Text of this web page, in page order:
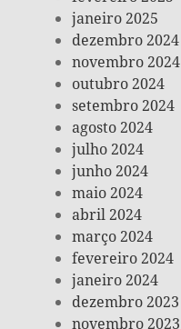
janeiro 2025
dezembro 2024
novembro 2024
outubro 2024
setembro 2024
agosto 2024
julho 2024
junho 2024
maio 2024
abril 2024
março 2024
fevereiro 2024
janeiro 2024
dezembro 2023
novembro 2023